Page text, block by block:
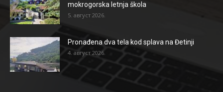
mokrogorska letnja škola
5. август 2026.
Pronađena dva tela kod splava na Đetinji
4. август 2026.